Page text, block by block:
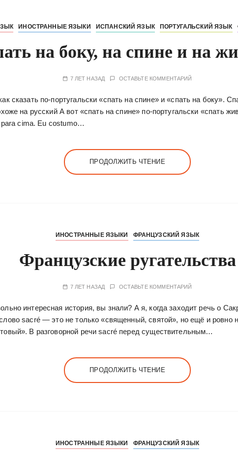
ИНОСТРАННЫЕ ЯЗЫКИ ИСПАНСКИЙ ЯЗЫК ПОРТУГАЛЬСКИЙ ЯЗЫК
на боку, на спине и на
7 ЛЕТ НАЗАД ОСТАВЬТЕ КОММЕНТАРИЙ
сказать по-португальски «спать на спине» и «спать на боку».
на русский А вот «спать на спине» по-португальски «спать
cima. Eu costumo…
ПРОДОЛЖИТЬ ЧТЕНИЕ
ИНОСТРАННЫЕ ЯЗЫКИ ФРАНЦУЗСКИЙ ЯЗЫК
Французские ругательства
7 ЛЕТ НАЗАД ОСТАВЬТЕ КОММЕНТАРИЙ
интересная история, вы знали? А я, когда заходит речь о
sacré — это не только «священный, святой», но ещё и ровно
В разговорной речи sacré перед существительным…
ПРОДОЛЖИТЬ ЧТЕНИЕ
ИНОСТРАННЫЕ ЯЗЫКИ ФРАНЦУЗСКИЙ ЯЗЫК